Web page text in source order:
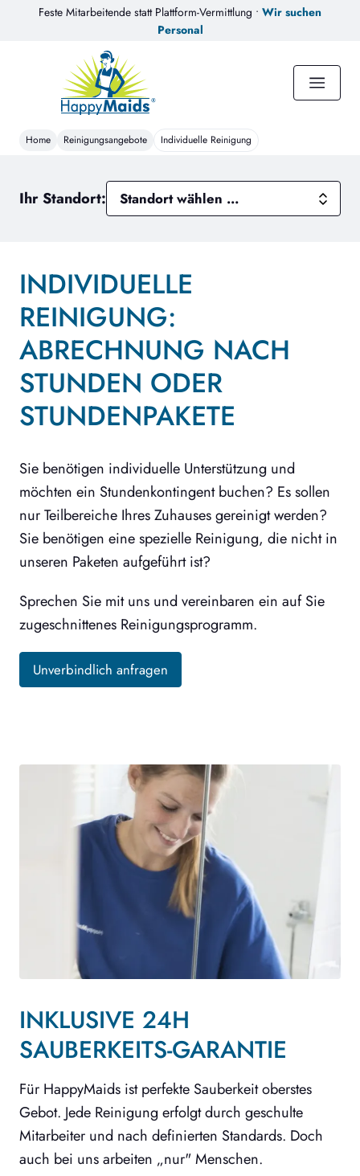
Feste Mitarbeitende statt Plattform-Vermittlung • Wir suchen
Personal
Home Reinigungsangebote Individuelle Reinigung
Ihr Standort:
INDIVIDUELLE
REINIGUNG:
ABRECHNUNG NACH
STUNDEN ODER
STUNDENPAKETE
Sie benötigen individuelle Unterstützung und
möchten ein Stundenkontingent buchen? Es sollen
nur Teilbereiche Ihres Zuhauses gereinigt werden?
Sie benötigen eine spezielle Reinigung, die nicht in
unseren Paketen aufgeführt ist?
Sprechen Sie mit uns und vereinbaren ein auf Sie
zugeschnittenes Reinigungsprogramm.
Unverbindlich anfragen
INKLUSIVE 24H
SAUBERKEITS-GARANTIE
Für HappyMaids ist perfekte Sauberkeit oberstes
Gebot. Jede Reinigung erfolgt durch geschulte
Mitarbeiter und nach definierten Standards. Doch
auch bei uns arbeiten „nur" Menschen.